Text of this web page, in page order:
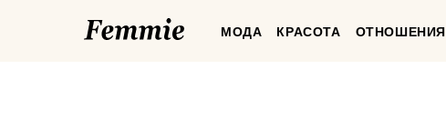
FemmieМОДА КРАСОТА ОТНОШЕНИЯ